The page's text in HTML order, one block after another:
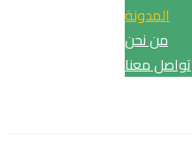
المدونة
من نحن
تواصل معنا